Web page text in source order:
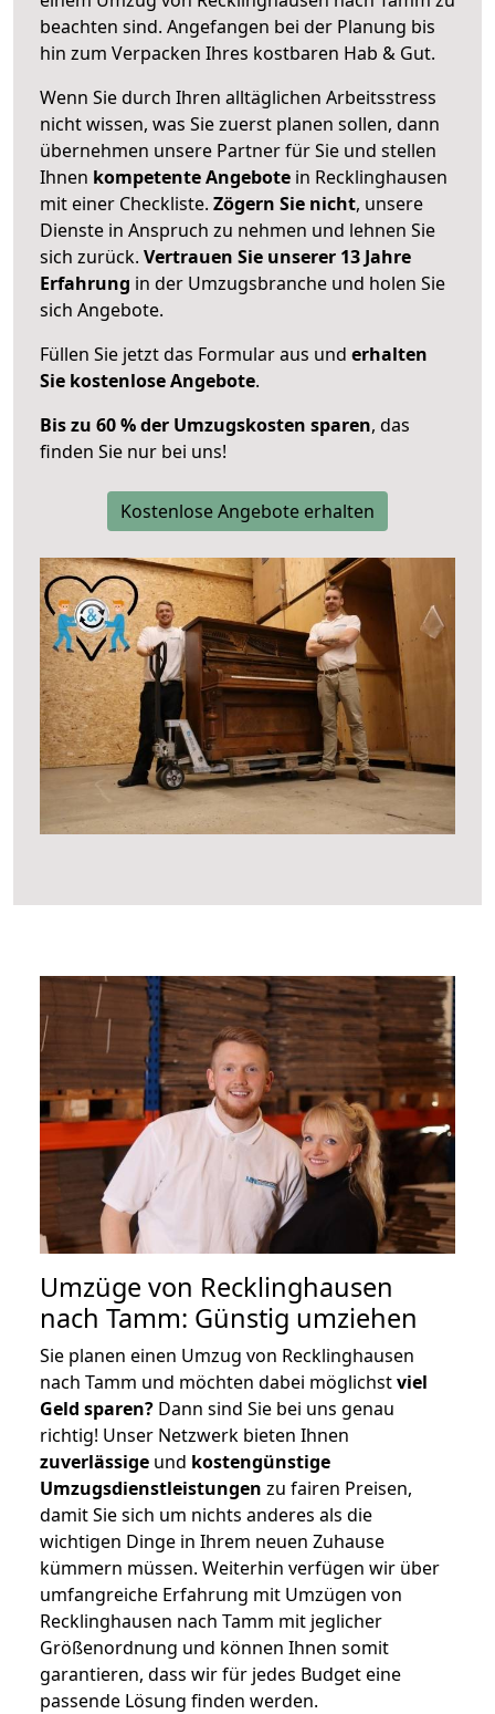
beachten sind. Angefangen bei der Planung bis
hin zum Verpacken Ihres kostbaren Hab & Gut.
Wenn Sie durch Ihren alltäglichen Arbeitsstress
nicht wissen, was Sie zuerst planen sollen, dann
übernehmen unsere Partner für Sie und stellen
Ihnen kompetente Angebote in Recklinghausen
mit einer Checkliste. Zögern Sie nicht, unsere
Dienste in Anspruch zu nehmen und lehnen Sie
sich zurück. Vertrauen Sie unserer 13 Jahre
Erfahrung in der Umzugsbranche und holen Sie
sich Angebote.
Füllen Sie jetzt das Formular aus und erhalten
Sie kostenlose Angebote.
Bis zu 60 % der Umzugskosten sparen, das
finden Sie nur bei uns!
Kostenlose Angebote erhalten
Umzüge von Recklinghausen
nach Tamm: Günstig umziehen
Sie planen einen Umzug von Recklinghausen
nach Tamm und möchten dabei möglichstviel
Geld sparen? Dann sind Sie bei uns genau
richtig! Unser Netzwerk bieten Ihnen
zuverlässige und kostengünstige
Umzugsdienstleistungen zu fairen Preisen,
damit Sie sich um nichts anderes als die
wichtigen Dinge in Ihrem neuen Zuhause
kümmern müssen. Weiterhin verfügen wir über
umfangreiche Erfahrung mit Umzügen von
Recklinghausen nach Tamm mit jeglicher
Größenordnung und können Ihnen somit
garantieren, dass wir für jedes Budget eine
passende Lösung finden werden.